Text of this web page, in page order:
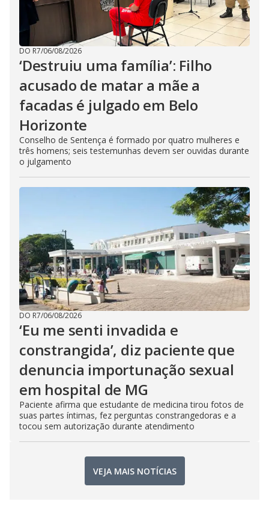
DO R7/06/08/2026
‘Destruiu uma família’: Filho
acusado de matar a mãe a
facadas é julgado em Belo
Horizonte
Conselho de Sentença é formado por quatro mulheres e
três homens; seis testemunhas devem ser ouvidas durante
o julgamento
DO R7/06/08/2026
‘Eu me senti invadida e
constrangida’, diz paciente que
denuncia importunação sexual
em hospital de MG
Paciente afirma que estudante de medicina tirou fotos de
suas partes íntimas, fez perguntas constrangedoras e a
tocou sem autorização durante atendimento
VEJA MAIS NOTÍCIAS